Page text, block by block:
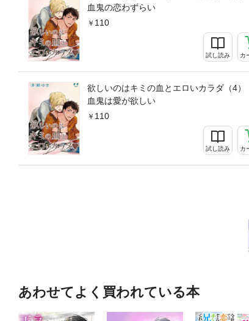
血鬼の恋わずらい
110
試し読み カ
欲しいのはキミの血とエロいカラダ（4
血鬼は愛が欲しい
110
試し読み カ
あわせてよく買われている本